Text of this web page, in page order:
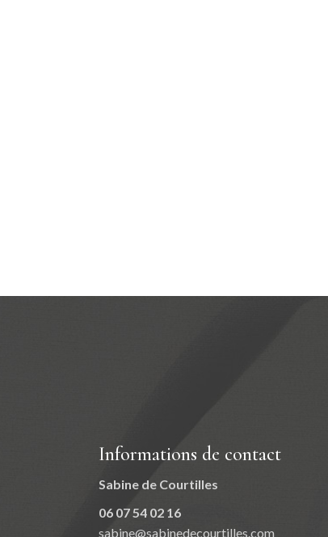
Informations de contact
Sabine de Courtilles
06 07 54 02 16
sabine@sabinedecourtilles.com